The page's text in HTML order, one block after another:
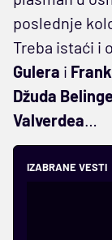
poslednje
Treba istaći i
Gulera i
Džuda
Valverdea…
IZABRANE VESTI